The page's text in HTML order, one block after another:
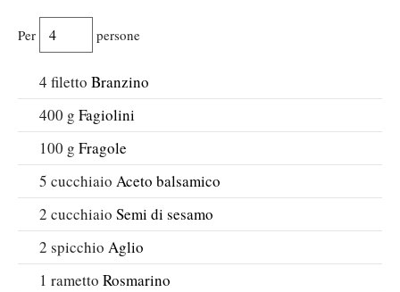
Per persone
4 filetto Branzino
400 g Fagiolini
100 g Fragole
5 cucchiaio Aceto balsamico
2 cucchiaio Semi di sesamo
2 spicchio Aglio
1 rametto Rosmarino